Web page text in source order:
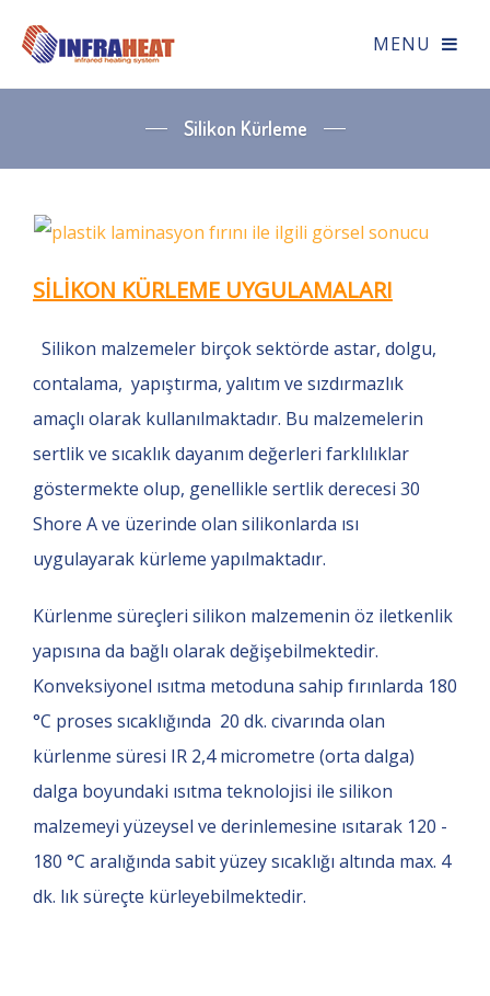
Silikon Kürleme
SİLİKON KÜRLEME UYGULAMALARI
Silikon malzemeler birçok sektörde astar, dolgu,
contalama, yapıştırma, yalıtım ve sızdırmazlık
amaçlı olarak kullanılmaktadır. Bu malzemelerin
sertlik ve sıcaklık dayanım değerleri farklılıklar
göstermekte olup, genellikle sertlik derecesi 30
Shore A ve üzerinde olan silikonlarda ısı
uygulayarak kürleme yapılmaktadır.
Kürlenme süreçleri silikon malzemenin öz iletkenlik
yapısına da bağlı olarak değişebilmektedir.
Konveksiyonel ısıtma metoduna sahip fırınlarda 180
°C proses sıcaklığında 20 dk. civarında olan
kürlenme süresi IR 2,4 micrometre (orta dalga)
dalga boyundaki ısıtma teknolojisi ile silikon
malzemeyi yüzeysel ve derinlemesine ısıtarak 120 -
180 °C aralığında sabit yüzey sıcaklığı altında max. 4
dk. lık süreçte kürleyebilmektedir.